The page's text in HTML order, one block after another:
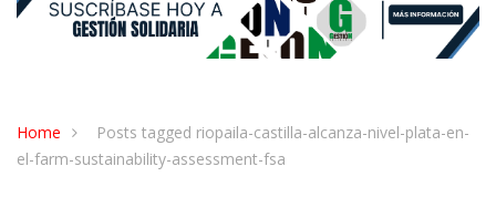
Home
Posts tagged riopaila-castilla-alcanza-nivel-plata-en-
el-farm-sustainability-assessment-fsa